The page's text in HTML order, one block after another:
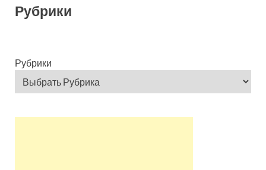
Рубрики
Рубрики